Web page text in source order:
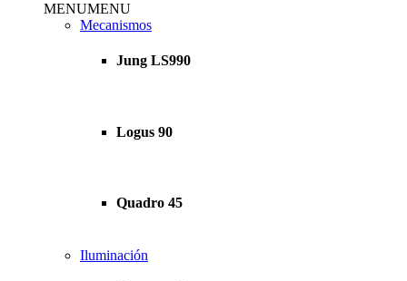
MENUMENU
Mecanismos
Jung LS990
Logus 90
Quadro 45
Iluminación